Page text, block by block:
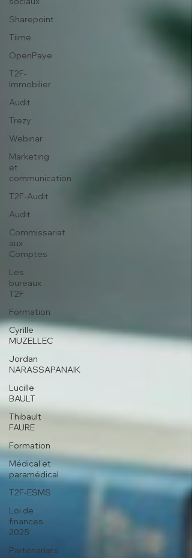
Sharepoint
Tiime
OpenPaye
T2F-
Immobilier
Audit
Trezy
Webinar
Marketing
et
communication
T2F-Audit
Audit
Commissariat
aux
Comptes
Les
bureaux
T2F
Formation
Cyrille
MUZELLEC
Jordan
NARASSAPANAIK
Lucille
BAULT
Thibault
FAURE
Formation
Médical et
paramédical
T2F-ESMS
Loi de
finances
2025
Partenariats